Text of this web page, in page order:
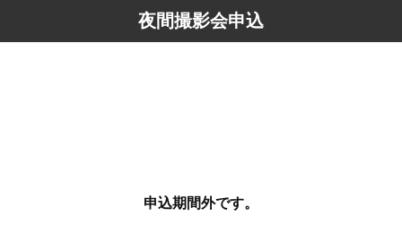
夜間撮影会申込
申込期間外です。